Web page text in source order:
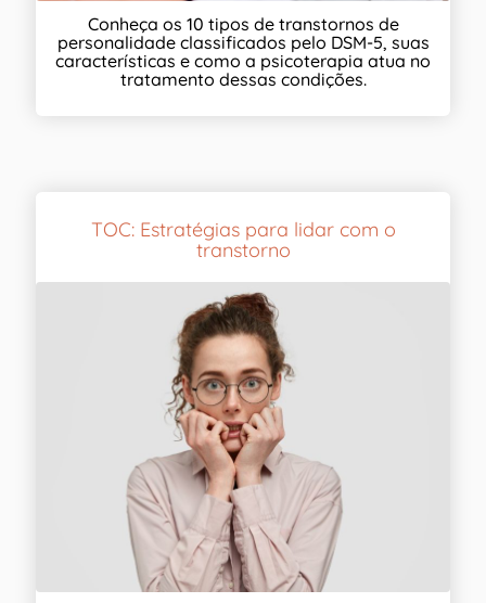
Conheça os 10 tipos de transtornos de
personalidade classificados pelo DSM-5, suas
características e como a psicoterapia atua no
tratamento dessas condições.
TOC: Estratégias para lidar com o
transtorno